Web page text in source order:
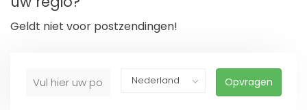
Geldt niet voor postzendingen!
Opvragen